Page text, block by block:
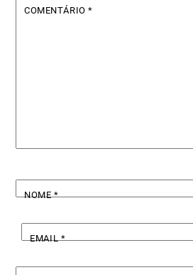
COMENTÁRIO*
NOME*
EMAIL*